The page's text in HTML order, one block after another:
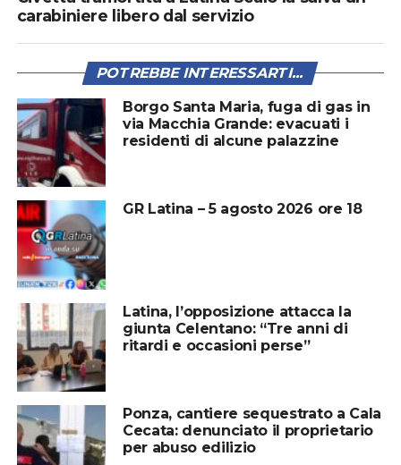
carabiniere libero dal servizio
POTREBBE INTERESSARTI...
Borgo Santa Maria, fuga di gas in
via Macchia Grande: evacuati i
residenti di alcune palazzine
GR Latina – 5 agosto 2026 ore 18
Latina, l’opposizione attacca la
giunta Celentano: “Tre anni di
ritardi e occasioni perse”
Ponza, cantiere sequestrato a Cala
Cecata: denunciato il proprietario
per abuso edilizio